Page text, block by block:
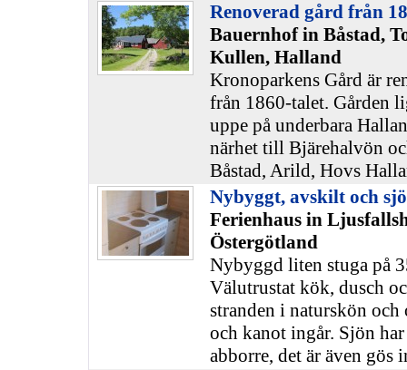
Renoverad gård från
Bauernhof in Båstad,
Kullen, Halland
Kronoparkens Gård är
från 1860-talet. Gården
uppe på underbara
närhet till Bjärehalvön
Båstad, Arild, Hovs
Nybyggt, avskilt och
Ferienhaus in
Östergötland
Nybyggd liten stuga på
Välutrustat kök, dusch
stranden i naturskön
och kanot ingår. Sjön
abborre, det är även gös